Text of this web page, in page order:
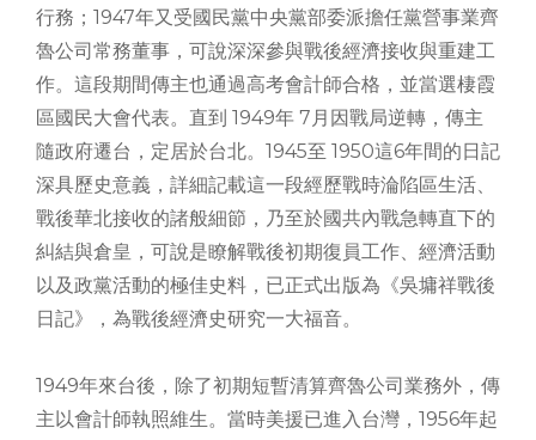
行務；1947年又受國民黨中央黨部委派擔任黨營事業齊
魯公司常務董事，可說深深參與戰後經濟接收與重建工
作。這段期間傳主也通過高考會計師合格，並當選棲霞
區國民大會代表。直到 1949年 7月因戰局逆轉，傳主
隨政府遷台，定居於台北。1945至 1950這6年間的日記
深具歷史意義，詳細記載這一段經歷戰時淪陷區生活、
戰後華北接收的諸般細節，乃至於國共內戰急轉直下的
糾結與倉皇，可說是瞭解戰後初期復員工作、經濟活動
以及政黨活動的極佳史料，已正式出版為《吳墉祥戰後
日記》，為戰後經濟史研究一大福音。
1949年來台後，除了初期短暫清算齊魯公司業務外，傳
主以會計師執照維生。當時美援已進入台灣，1956年起